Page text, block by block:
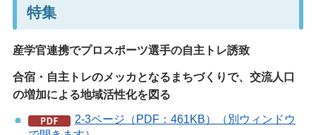
特集
産学官連携でプロスポーツ選手の自主トレ誘致
合宿・自主トレのメッカとなるまちづくりで、交流人口
の増加による地域活性化を図る
2-3ページ（PDF：461KB）（別ウィンドウ